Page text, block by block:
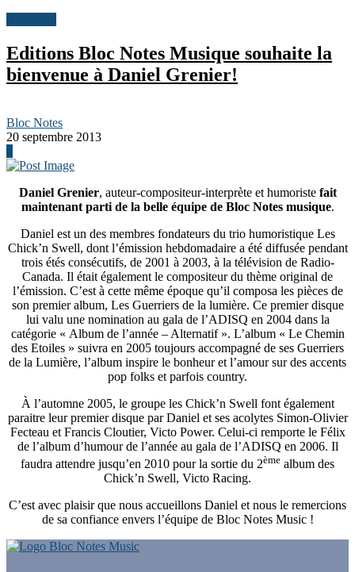
Editions Bloc Notes Musique souhaite la
bienvenue à Daniel Grenier!
Bloc Notes
20 septembre 2013
Daniel Grenier, auteur-compositeur-interprète et humoristefait
maintenant parti de la belle équipe de Bloc Notes musique.
Daniel est un des membres fondateurs du trio humoristique Les
Chick’n Swell, dont l’émission hebdomadaire a été diffusée pendant
trois étés consécutifs, de 2001 à 2003, à la télévision de Radio-
Canada. Il était également le compositeur du thème original de
l’émission. C’est à cette même époque qu’il composa les pièces de
son premier album, Les Guerriers de la lumière. Ce premier disque
lui valu une nomination au gala de l’ADISQ en 2004 dans la
catégorie « Album de l’année – Alternatif ». L’album « Le Chemin
des Etoiles » suivra en 2005 toujours accompagné de ses Guerriers
de la Lumière, l’album inspire le bonheur et l’amour sur des accents
pop folks et parfois country.
À l’automne 2005, le groupe les Chick’n Swell font également
paraitre leur premier disque par Daniel et ses acolytes Simon-Olivier
Fecteau et Francis Cloutier, Victo Power. Celui-ci remporte le Félix
de l’album d’humour de l’année au gala de l’ADISQ en 2006. Il
faudra attendre jusqu’en 2010 pour la sortie du 2ème album des
Chick’n Swell, Victo Racing.
C’est avec plaisir que nous accueillons Daniel et nous le remercions
de sa confiance envers l’équipe de Bloc Notes Music !